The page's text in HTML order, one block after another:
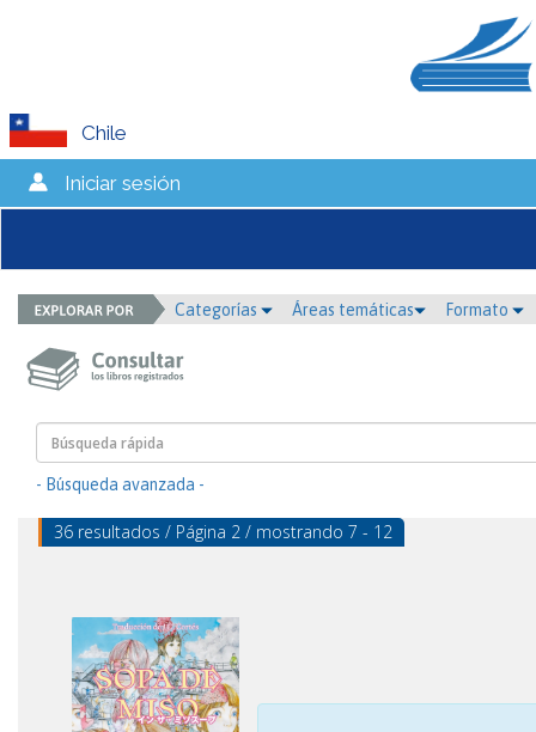
Chile
Iniciar sesión
Categorías Áreas temáticas Formato
- Búsqueda avanzada -
36 resultados / Página 2 / mostrando 7 - 12